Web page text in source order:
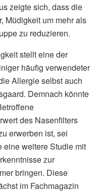
zeigte sich, dass die
Müdigkeit um mehr als
zu reduzieren.
stellt eine der
häufig verwendeter
Allergie selbst auch
Demnach könnte
des Nasenfilters
erwerben ist, sei
eine weitere Studie mit
zur
bringen. Diese
im Fachmagazin